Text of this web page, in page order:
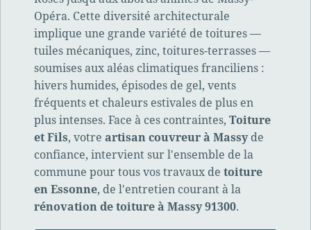
Opéra. Cette diversité architecturale
implique une grande variété de toitures —
tuiles mécaniques, zinc, toitures-terrasses —
soumises aux aléas climatiques franciliens :
hivers humides, épisodes de gel, vents
fréquents et chaleurs estivales de plus en
plus intenses. Face à ces contraintes, Toiture
et Fils, votre artisan couvreur à Massyde
confiance, intervient sur l'ensemble de la
commune pour tous vos travaux de toiture
en Essonne, de l'entretien courant à la
rénovation de toiture à Massy 91300.